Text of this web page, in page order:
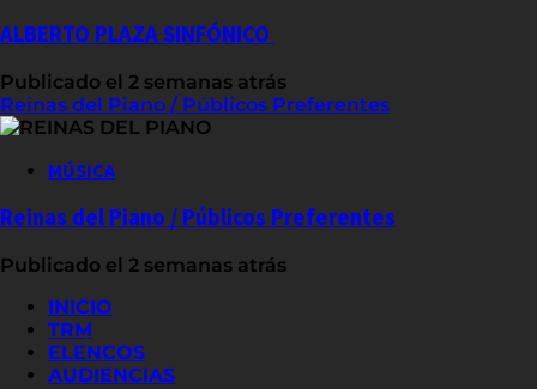
ALBERTO PLAZA SINFÓNICO
Publicado el 2 semanas atrás
Reinas del Piano / Públicos Preferentes
MÚSICA
Reinas del Piano / Públicos Preferentes
Publicado el 2 semanas atrás
INICIO
TRM
ELENCOS
AUDIENCIAS